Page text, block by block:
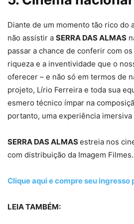
Diante de um momento tão rico do
não assistir a SERRA DAS ALMAS
passar a chance de conferir com
riqueza e a inventividade que o
oferecer – e não só em termos de
projeto, Lírio Ferreira e toda sua
esmero técnico ímpar na
portanto, uma experiência
SERRA DAS ALMASestreia nos
com distribuição da Imagem Filmes.
Clique aqui e compre seu ingresso
LEIA TAMBÉM: